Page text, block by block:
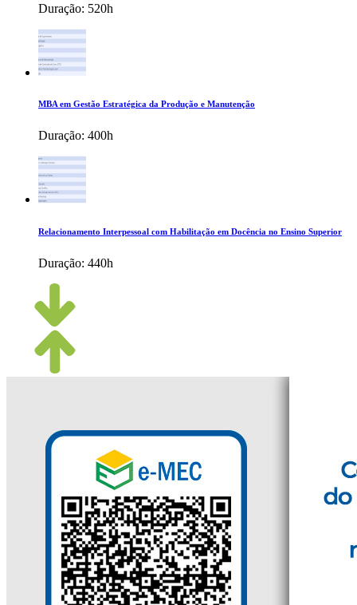
Duração: 520h
MBA em Gestão Estratégica da Produção e Manutenção
Duração: 400h
Relacionamento Interpessoal com Habilitação em Docência no Ensino Superior
Duração: 440h